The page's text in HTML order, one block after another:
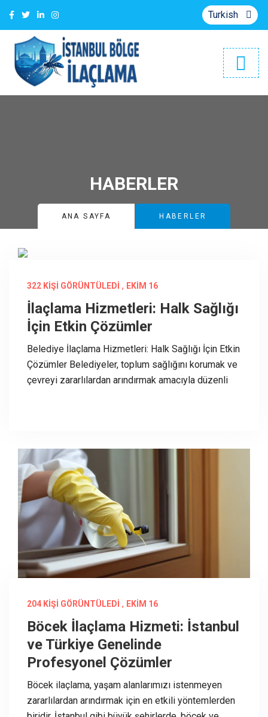
Turkish
HABERLER
ANA SAYFA HABERLER
322 KIŞI GÖRÜNTÜLEDI , EKIM 16
İlaçlama Hizmetleri: Halk Sağlığı
İçin Etkin Çözümler
Belediye İlaçlama Hizmetleri: Halk Sağlığı İçin Etkin
Çözümler Belediyeler, toplum sağlığını korumak ve
çevreyi zararlılardan arındırmak amacıyla düzenli
204 KIŞI GÖRÜNTÜLEDI , EKIM 16
Böcek İlaçlama Hizmeti: İstanbul
ve Türkiye Genelinde
Profesyonel Çözümler
Böcek ilaçlama, yaşam alanlarımızı istenmeyen
zararlılardan arındırmak için en etkili yöntemlerden